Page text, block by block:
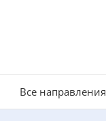
Все направления